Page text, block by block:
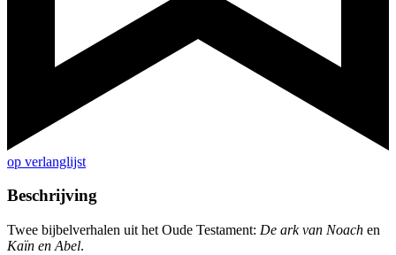
op verlanglijst
Beschrijving
Twee bijbelverhalen uit het Oude Testament: De ark van Noach en
Kaïn en Abel.